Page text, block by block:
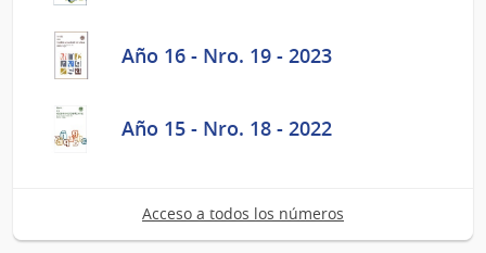
Año 16 - Nro. 19 - 2023
Año 15 - Nro. 18 - 2022
Acceso a todos los números